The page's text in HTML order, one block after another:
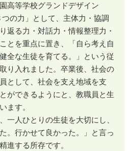
高等学校グランドデザイン
の力」として、主体力・協調
返る力・対話力・情報整理力・
とを重点に置き、「自ら考え自
全な生徒を育てる。」という従
り入れました。卒業後、社会の
として、社会を支え地域を支
ができるようにと、教職員と生
ます。
一人ひとりの生徒を大切にし、
。行かせて良かった。」と言っ
進する所存です。